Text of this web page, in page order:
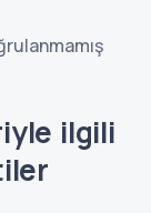
ilgili